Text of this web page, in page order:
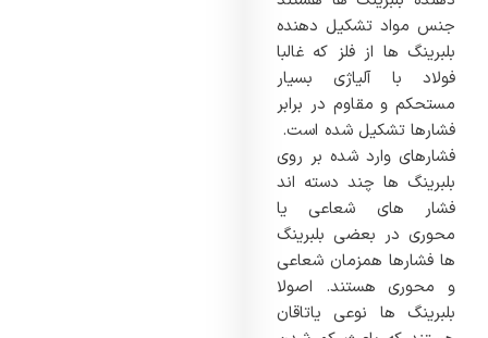
جنس مواد تشکیل دهنده
بلبرینگ ها از فلز که غالبا
فولاد با آلیاژی بسیار
مستحکم و مقاوم در برابر
فشارها تشکیل شده است.
فشارهای وارد شده بر روی
بلبرینگ ها چند دسته اند
فشار های شعاعی یا
محوری در بعضی بلبرینگ
ها فشارها همزمان شعاعی
و محوری هستند. اصولا
بلبرینگ ها نوعی یاتاقان